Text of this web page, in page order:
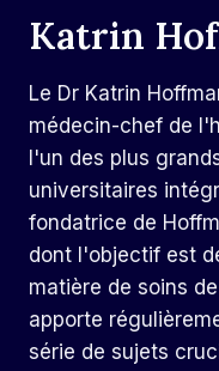
Katrin
Le Dr Katrin
médecin-chef de
l'un des plus
universitaires
fondatrice de
dont l'objectif est
matière de soins
apporte
série de sujets